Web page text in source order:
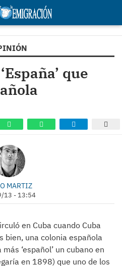
que
MARTIZ
13 - 13:54
en Cuba cuando Cuba
bien, una colonia española
‘español’ un cubano en
en 1898) que uno de los